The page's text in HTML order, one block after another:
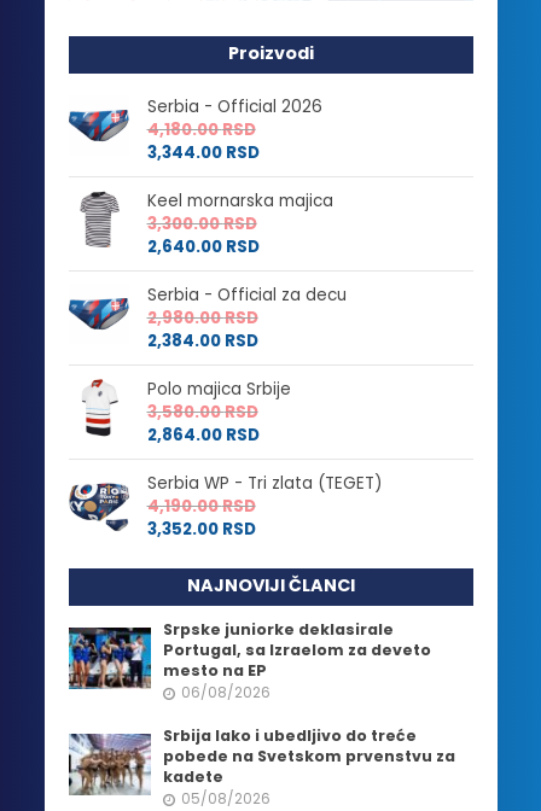
Proizvodi
Serbia - Official 2026
4,180.00RSD
3,344.00 RSD
Keel mornarska majica
3,300.00RSD
2,640.00 RSD
Serbia - Official za decu
2,980.00RSD
2,384.00 RSD
Polo majica Srbije
3,580.00RSD
2,864.00 RSD
Serbia WP - Tri zlata (TEGET)
4,190.00RSD
3,352.00 RSD
NAJNOVIJI ČLANCI
Srpske juniorke deklasirale
Portugal, sa Izraelom za deveto
mesto na EP
06/08/2026
Srbija lako i ubedljivo do treće
pobede na Svetskom prvenstvu za
kadete
05/08/2026